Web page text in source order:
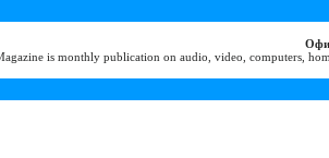
is monthly publication on audio, video, computers,